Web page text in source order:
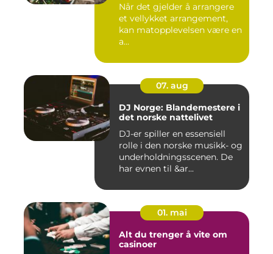
Når det gjelder å arrangere
et vellykket arrangement,
kan matopplevelsen være en
a...
07. aug
DJ Norge: Blandemestere i
det norske nattelivet
DJ-er spiller en essensiell
rolle i den norske musikk- og
underholdningsscenen. De
har evnen til &ar...
01. mai
Alt du trenger å vite om
casinoer